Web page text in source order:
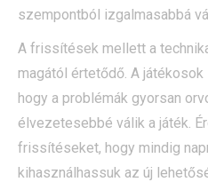
szempontból izgalmasabbá
A frissítések mellett a
magától értetődő. A
hogy a problémák gyorsan
élvezetesebbé válik a játék.
frissítéseket, hogy mindig
kihasználhassuk az új